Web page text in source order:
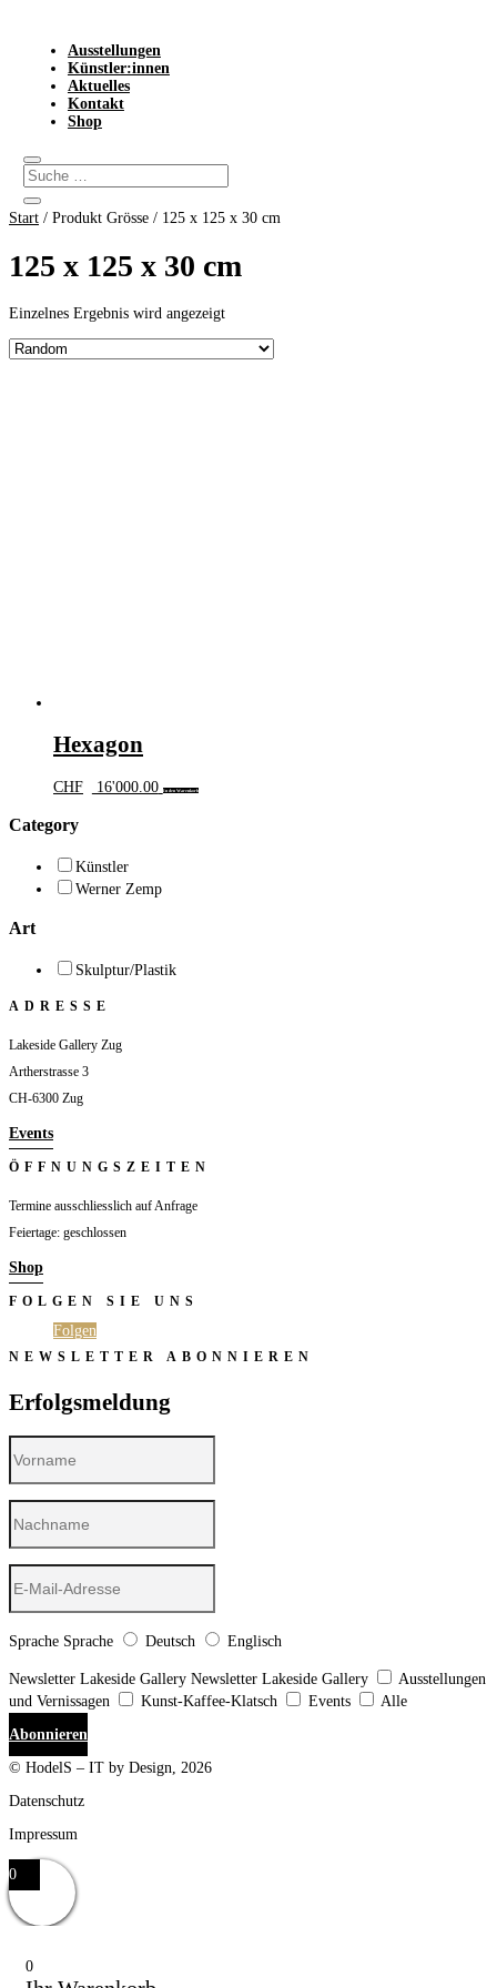
Ausstellungen
Künstler:innen
Aktuelles
Kontakt
Shop
Start / Produkt Grösse / 125 x 125 x 30 cm
125 x 125 x 30 cm
Einzelnes Ergebnis wird angezeigt
Hexagon
CHF 16'000.00 In den Warenkorb
Category
Künstler
Werner Zemp
Art
Skulptur/Plastik
ADRESSE
Lakeside Gallery Zug
Artherstrasse 3
CH-6300 Zug
Events
ÖFFNUNGSZEITEN
Termine ausschliesslich auf Anfrage
Feiertage: geschlossen
Shop
FOLGEN SIE UNS
Folgen
NEWSLETTER ABONNIEREN
Erfolgsmeldung
Sprache Sprache Deutsch Englisch
Newsletter Lakeside Gallery Newsletter Lakeside Gallery
Ausstellungen
und Vernissagen
Kunst-Kaffee-Klatsch Events
Alle
Abonnieren
© HodelS – IT by Design, 2026
Datenschutz
Impressum
0
0